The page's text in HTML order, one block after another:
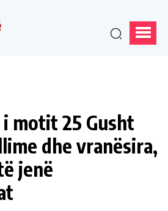
motit 25 Gusht
dhe vranësira,
jenë